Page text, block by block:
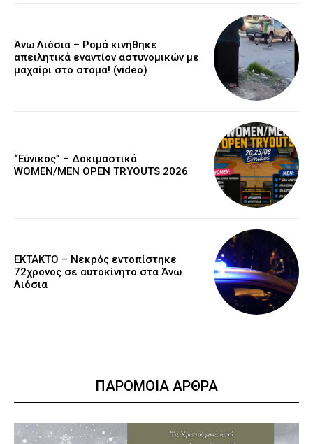
Άνω Λιόσια – Ρομά κινήθηκε
απειλητικά εναντίον αστυνομικών με
μαχαίρι στο στόμα! (video)
“Εύνικος” – Δοκιμαστικά
WOMEN/MEN OPEN TRYOUTS 2026
EKTAKTO – Νεκρός εντοπίστηκε
72χρονος σε αυτοκίνητο στα Άνω
Λιόσια
ΠΑΡΟΜΟΙΑ ΑΡΘΡΑ